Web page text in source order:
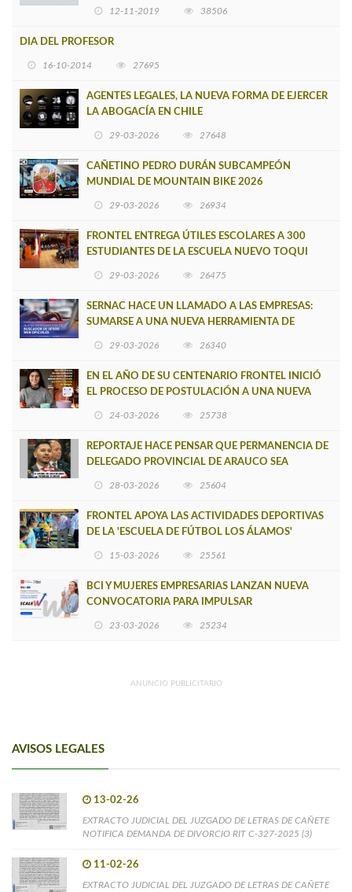
12-11-2019 38506
DIA DEL PROFESOR
16-10-2014 27695
AGENTES LEGALES, LA NUEVA FORMA DE EJERCER
LA ABOGACÍA EN CHILE
29-03-2026 27648
CAÑETINO PEDRO DURÁN SUBCAMPEÓN
MUNDIAL DE MOUNTAIN BIKE 2026
29-03-2026 26934
FRONTEL ENTREGA ÚTILES ESCOLARES A 300
ESTUDIANTES DE LA ESCUELA NUEVO TOQUI
29-03-2026 26475
SERNAC HACE UN LLAMADO A LAS EMPRESAS:
SUMARSE A UNA NUEVA HERRAMIENTA DE
29-03-2026 26340
EN EL AÑO DE SU CENTENARIO FRONTEL INICIÓ
EL PROCESO DE POSTULACIÓN A UNA NUEVA
24-03-2026 25738
REPORTAJE HACE PENSAR QUE PERMANENCIA DE
DELEGADO PROVINCIAL DE ARAUCO SEA
28-03-2026 25604
FRONTEL APOYA LAS ACTIVIDADES DEPORTIVAS
DE LA 'ESCUELA DE FÚTBOL LOS ÁLAMOS'
15-03-2026 25561
BCI Y MUJERES EMPRESARIAS LANZAN NUEVA
CONVOCATORIA PARA IMPULSAR
23-03-2026 25234
ANUNCIO PUBLICITARIO
AVISOS LEGALES
13-02-26
EXTRACTO JUDICIAL DEL JUZGADO DE LETRAS DE CAÑETE
NOTIFICA DEMANDA DE DIVORCIO RIT C-327-2025 (3)
11-02-26
EXTRACTO JUDICIAL DEL JUZGADO DE LETRAS DE CAÑETE